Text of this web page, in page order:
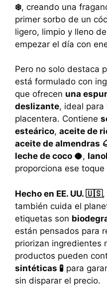
❄️, creando una
primer sorbo de un
ligero, limpio y lleno
empezar el día con
Pero no solo destaca
está formulado con
que ofrecen una
deslizante, ideal
placentera. Contiene
esteárico, aceite de
aceite de almendras
leche de coco 🥥,
proporciona ese
Hecho en EE. UU. 🇺🇸,
también cuida el
etiquetas son
están pensados para
priorizan ingredientes
productos pueden
sintéticas 🧪 para
sin disparar el precio.